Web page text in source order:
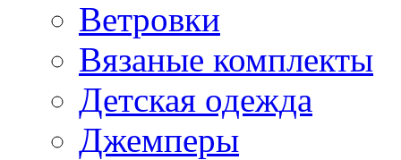
Ветровки
Вязаные комплекты
Детская одежда
Джемперы